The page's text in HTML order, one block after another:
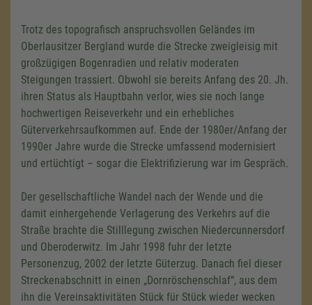
Trotz des topografisch anspruchsvollen Geländes im
Oberlausitzer Bergland wurde die Strecke zweigleisig mit
großzügigen Bogenradien und relativ moderaten
Steigungen trassiert. Obwohl sie bereits Anfang des 20. Jh.
ihren Status als Hauptbahn verlor, wies sie noch lange
hochwertigen Reiseverkehr und ein erhebliches
Güterverkehrsaufkommen auf. Ende der 1980er/Anfang der
1990er Jahre wurde die Strecke umfassend modernisiert
und ertüchtigt – sogar die Elektrifizierung war im Gespräch.
Der gesellschaftliche Wandel nach der Wende und die
damit einhergehende Verlagerung des Verkehrs auf die
Straße brachte die Stilllegung zwischen Niedercunnersdorf
und Oberoderwitz. Im Jahr 1998 fuhr der letzte
Personenzug, 2002 der letzte Güterzug. Danach fiel dieser
Streckenabschnitt in einen „Dornröschenschlaf“, aus dem
ihn die Vereinsaktivitäten Stück für Stück wieder wecken